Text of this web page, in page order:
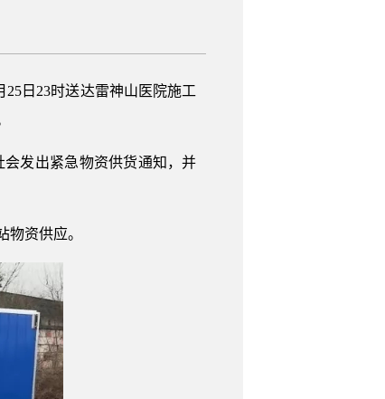
日23时送达雷神山医院施工
发出紧急物资供货通知，并
资供应。